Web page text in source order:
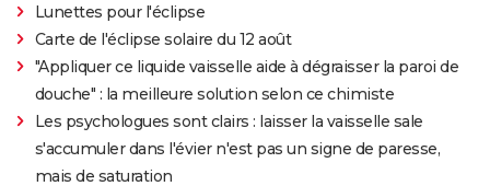
Lunettes pour l'éclipse
Carte de l'éclipse solaire du 12 août
"Appliquer ce liquide vaisselle aide à dégraisser la paroi de
douche" : la meilleure solution selon ce chimiste
Les psychologues sont clairs : laisser la vaisselle sale
s'accumuler dans l'évier n'est pas un signe de paresse,
mais de saturation